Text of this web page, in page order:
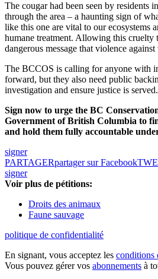
The cougar had been seen by residents
through the area – a haunting sign of
like this one are vital to our ecosystems
humane treatment. Allowing this cruelty
dangerous message that violence
The BCCOS is calling for anyone with
forward, but they also need public
investigation and ensure justice is served.
Sign now to urge the BC
Government of British Columbia to
and hold them fully accountable
signer
PARTAGERpartager sur Facebook
signer
Voir plus de pétitions:
Droits des animaux
Faune sauvage
politique de confidentialité
En signant, vous acceptez les conditions
Vous pouvez gérer vos abonnements à